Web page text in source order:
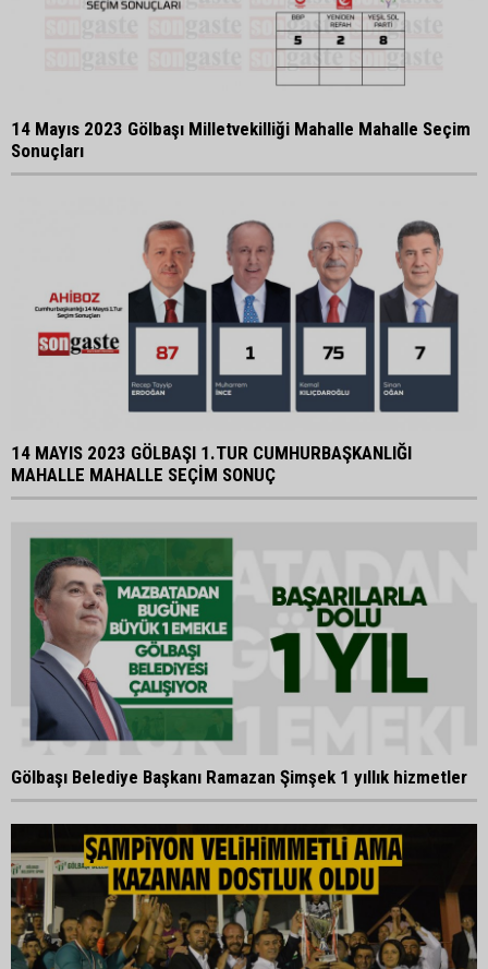
14 Mayıs 2023 Gölbaşı Milletvekilliği Mahalle Mahalle Seçim
Sonuçları
14 MAYIS 2023 GÖLBAŞI 1.TUR CUMHURBAŞKANLIĞI
MAHALLE MAHALLE SEÇİM SONUÇ
Gölbaşı Belediye Başkanı Ramazan Şimşek 1 yıllık hizmetler